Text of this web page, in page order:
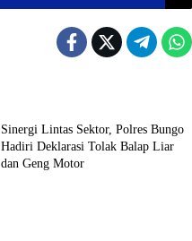
Sinergi Lintas Sektor, Polres Bungo
Hadiri Deklarasi Tolak Balap Liar
dan Geng Motor